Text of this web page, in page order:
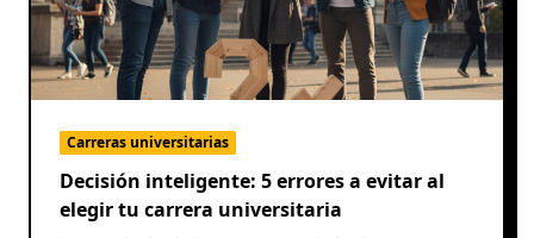
Carreras universitarias
Decisión inteligente: 5 errores a evitar al
elegir tu carrera universitaria